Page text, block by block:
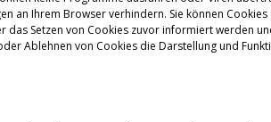
an Ihrem Browser verhindern. Sie können
Setzen von Cookies zuvor informiert werden
Ablehnen von Cookies die Darstellung und